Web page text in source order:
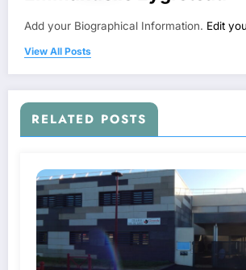
Add your Biographical Information. Edit
View All Posts
RELATED POSTS